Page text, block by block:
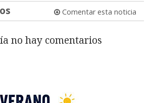
Comentar esta noticia
no hay comentarios